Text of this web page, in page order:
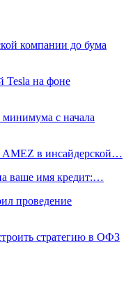
компании до бума
Tesla на фоне
с начала
AMEZ в инсайдерской…
ваше имя кредит:…
проведение
стратегию в ОФЗ